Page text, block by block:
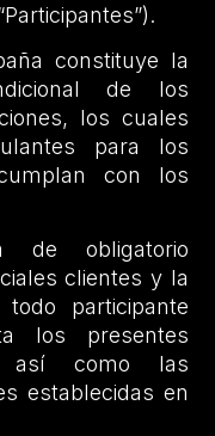
constituye la
de los
los cuales
para los
con los
de obligatorio
clientes y la
participante
los presentes
así como las
establecidas en